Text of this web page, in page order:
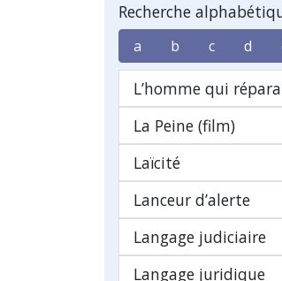
Recherche
a b c d
L’homme qui
La Peine (film)
Laïcité
Lanceur d’alerte
Langage judiciaire
Langage juridique